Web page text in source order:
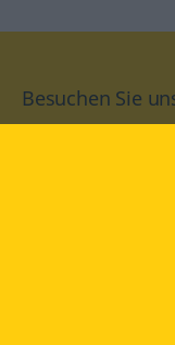
Besuchen Sie